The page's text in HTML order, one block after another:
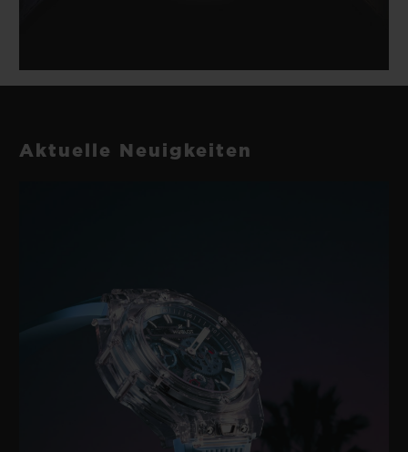
Aktuelle Neuigkeiten